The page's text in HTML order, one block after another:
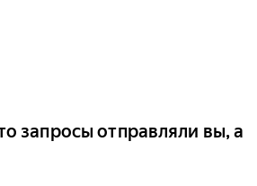
запросы отправляли вы, а